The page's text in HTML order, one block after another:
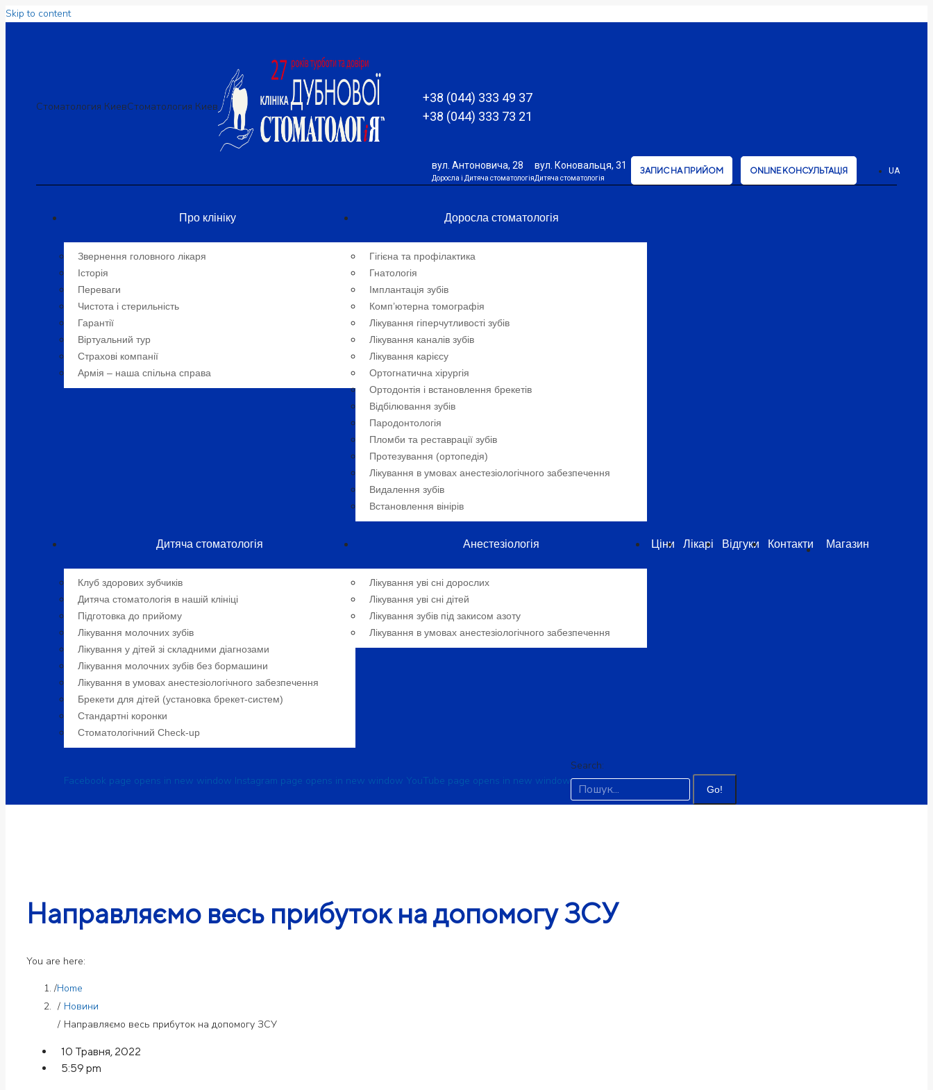
Skip to content
Стоматология КиевСтоматология Киев
+38 (044) 333 49 37
+38 (044) 333 73 21
вул. Антоновича, 28
Доросла і Дитяча стоматологія
вул. Коновальця, 31
Дитяча стоматологія
ЗАПИС НА ПРИЙОМ ONLINE КОНСУЛЬТАЦІЯ UA
Про клініку
Звернення головного лікаря
Історія
Переваги
Чистота і стерильність
Гарантії
Віртуальний тур
Страхові компанії
Армія – наша спільна справа
Доросла стоматологія
Гігієна та профілактика
Гнатологія
Імплантація зубів
Комп’ютерна томографія
Лікування гіперчутливості зубів
Лікування каналів зубів
Лікування карієсу
Ортогнатична хірургія
Ортодонтія і встановлення брекетів
Відбілювання зубів
Пародонтологія
Пломби та реставрації зубів
Протезування (ортопедія)
Лікування в умовах анестезіологічного забезпечення
Видалення зубів
Встановлення вінірів
Дитяча стоматологія
Клуб здорових зубчиків
Дитяча стоматологія в нашій клініці
Підготовка до прийому
Лікування молочних зубів
Лікування у дітей зі складними діагнозами
Лікування молочних зубів без бормашини
Лікування в умовах анестезіологічного забезпечення
Брекети для дітей (установка брекет-систем)
Cтандартні коронки
Стоматологiчний Check-up
Анестезіологія
Лікування уві сні дорослих
Лікування уві сні дітей
Лікування зубів під закисом азоту
Лікування в умовах анестезіологічного забезпечення
Ціни Лікарі Відгуки Контакти Магазин
Facebook page opens in new window Instagram page opens in new window YouTube page opens in new window
Search:
Направляємо весь прибуток на допомогу ЗСУ
You are here:
Home
Новини
Направляємо весь прибуток на допомогу ЗСУ
10 Травня, 2022
5:59 pm